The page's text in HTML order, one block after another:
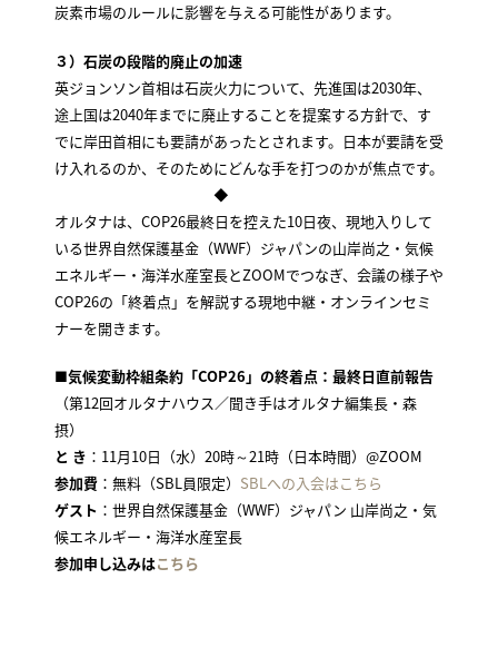
炭素市場のルールに影響を与える可能性があります。
３）石炭の段階的廃止の加速
英ジョンソン首相は石炭火力について、先進国は2030年、
途上国は2040年までに廃止することを提案する方針で、す
でに岸田首相にも要請があったとされます。日本が要請を受
け入れるのか、そのためにどんな手を打つのかが焦点です。
◆
オルタナは、COP26最終日を控えた10日夜、現地入りして
いる世界自然保護基金（WWF）ジャパンの山岸尚之・気候
エネルギー・海洋水産室長とZOOMでつなぎ、会議の様子や
COP26の「終着点」を解説する現地中継・オンラインセミ
ナーを開きます。
■気候変動枠組条約「COP26」の終着点：最終日直前報告
（第12回オルタナハウス／聞き手はオルタナ編集長・森
摂）
と き ：11月10日（水）20時～21時（日本時間）@ZOOM
参加費：無料（SBL員限定） SBLへの入会はこちら
ゲスト ：世界自然保護基金（WWF）ジャパン 山岸尚之・気
候エネルギー・海洋水産室長
参加申し込みはこちら